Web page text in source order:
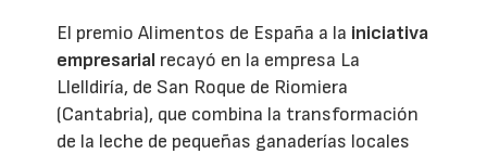
El premio Alimentos de España a la iniciativa
empresarial recayó en la empresa La
Llelldiría, de San Roque de Riomiera
(Cantabria), que combina la transformación
de la leche de pequeñas ganaderías locales